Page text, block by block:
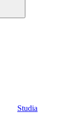
Studia